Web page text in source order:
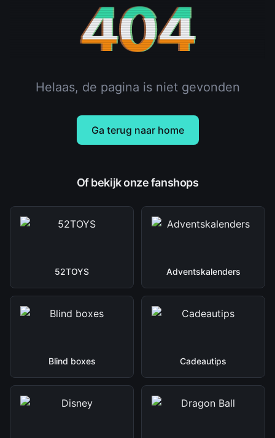
404
Helaas, de pagina is niet gevonden
Ga terug naar home
Of bekijk onze fanshops
52TOYS Adventskalenders
Blind boxes Cadeautips